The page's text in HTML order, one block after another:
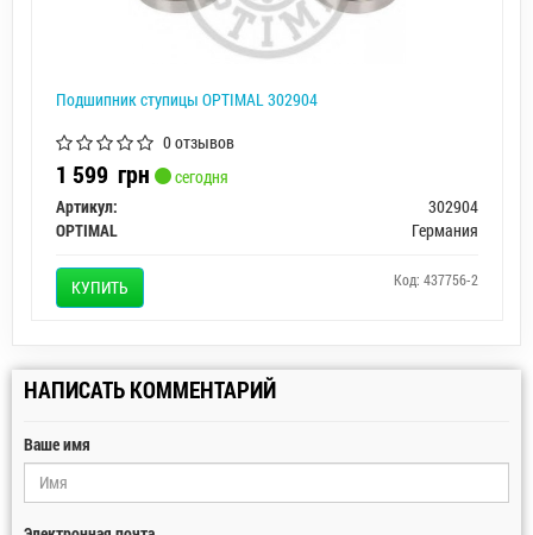
Подшипник ступицы OPTIMAL 302904
0 отзывов
1 599 грн
сегодня
Артикул:
302904
OPTIMAL
Германия
КУПИТЬ Код: 437756-2
НАПИСАТЬ КОММЕНТАРИЙ
Ваше имя